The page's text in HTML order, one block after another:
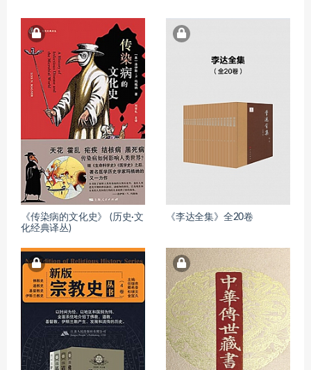
《传染病的文化史》 (历史·文
化经典译丛)
《李达全集》全20卷